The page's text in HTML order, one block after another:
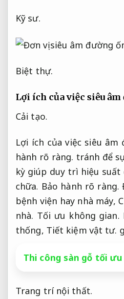
Kỹ sư.
Biệt thự.
Lợi ích của việc siêu
Cải tạo.
Lợi ích của việc siêu
hành rõ ràng. tránh để
kỳ giúp duy trì hiệu suất
chữa. Bảo hành rõ ràng.
bệnh viện hay nhà máy,
nhà. Tối ưu không gian.
thống, Tiết kiệm vật tư.
Thi công sàn gỗ tối
Trang trí nội thất.